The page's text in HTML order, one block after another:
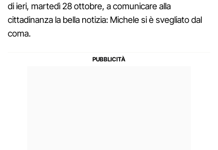
di ieri, martedì 28 ottobre, a comunicare alla
cittadinanza la bella notizia: Michele si è svegliato dal
coma.